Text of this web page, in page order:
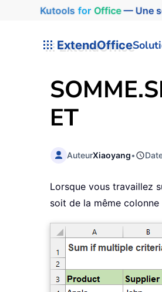
Kutools for Office— Une
ExtendOffice
ET
AuteurXiaoyang•
Lorsque vous travaillez
soit de la même